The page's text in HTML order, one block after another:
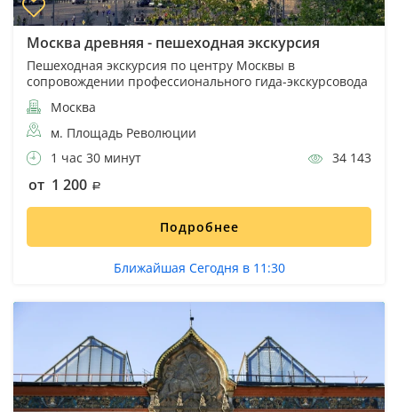
Москва древняя - пешеходная экскурсия
Пешеходная экскурсия по центру Москвы в
сопровождении профессионального гида-экскурсовода
Москва
м. Площадь Революции
1 час 30 минут
34 143
от 1 200
Подробнее
Ближайшая Сегодня в 11:30